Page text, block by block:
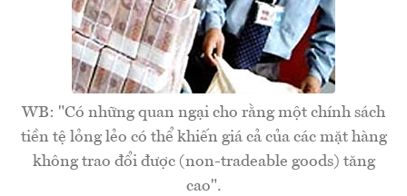
WB: "Có những quan ngại cho rằng một chính sách
tiền tệ lỏng lẻo có thể khiến giá cả của các mặt hàng
không trao đổi được (non-tradeable goods) tăng
cao".